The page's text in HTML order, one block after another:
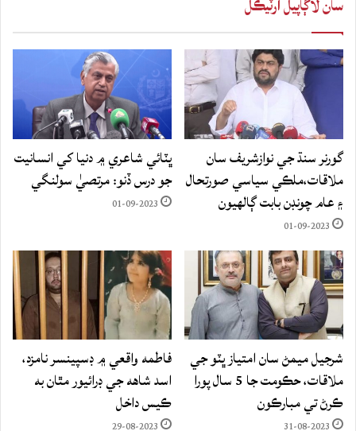
گورنر سنڌ جي نوازشريف سان
ملاقات،ملڪي سياسي صورتحال
۽ عام چونڊن بابت ڳالهيون
01-09-2023
ڀٽائي شاعري ۾ دنيا کي انسانيت
جو درس ڏنو: مرتصيٰ سولنگي
01-09-2023
شرجيل ميمڻ سان امتياز ڀٽو جي
ملاقات، حڪومت جا 5 سال پورا
ڪرڻ تي مبارڪون
31-08-2023
فاطمه واقعي ۾ ڊسپينسر نامزد،
اسد شاهه جي ڊرائيور مٿان به
ڪيس داخل
29-08-2023